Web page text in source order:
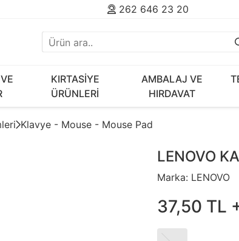
262 646 23 20
KIRTASİYE
ÜRÜNLERİ
AMBALAJ VE
HIRDAVAT
Klavye - Mouse - Mouse Pad
LENOVO
Marka: LENOVO
37,50 TL